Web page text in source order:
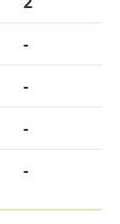
-
-
-
-